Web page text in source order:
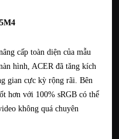
cấp toàn diện của mẫu
hình, ACER đã tăng kích
gian cực kỳ rộng rãi. Bên
hơn với 100% sRGB có thể
không quá chuyên